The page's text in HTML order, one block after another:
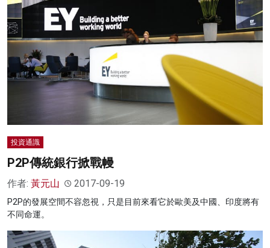
投資通識
P2P傳統銀行掀戰幔
作者: 黃元山 2017-09-19
P2P的發展空間不容忽視，只是目前來看它於歐美及中國、印度將有
不同命運。